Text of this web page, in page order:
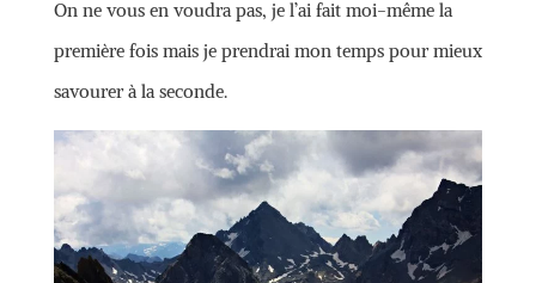
On ne vous en voudra pas, je l’ai fait moi-même la
première fois mais je prendrai mon temps pour mieux
savourer à la seconde.